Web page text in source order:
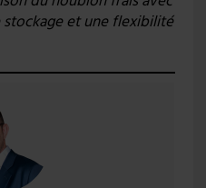
et une flexibilité